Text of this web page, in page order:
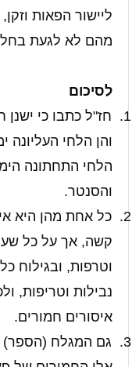
ליישור הפאות
מהם לא לגעת
לסיכום
1.
חז"ל כתבו כי
והן הלחי העליונה
הלחי התחתונה
והסנטר.
2.
כל אחת מהן היא
קשה, אך על כל
וטרפות, ובגילוח
נבילות וטריפות,
איסורים חמורים.
3.
גם המגלח (הספר)